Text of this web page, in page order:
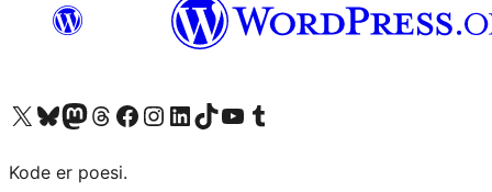
Besøg vores X (tidligere Twitter) konto
Besøg vores Bluesky-konto
Besøg vores Mastodon konto
Besøg vores Threads-konto
Besøg vores Facebook sideBesøg vores Instagram konto
Besøg vores LinkedIn konto
Besøg vores TikTok-konto
Besøg vores YouTube-kanalBesøg vores Tumblr-konto
Kode er poesi.